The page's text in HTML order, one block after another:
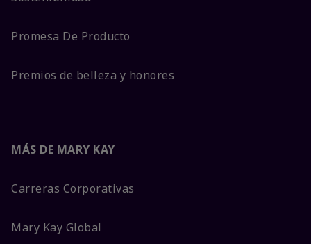
Promesa De Producto
Premios de belleza y honores
MÁS DE MARY KAY
Carreras Corporativas
Mary Kay Global